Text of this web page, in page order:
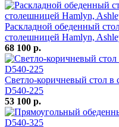
Раскладной обеденный
столешницей Hamlyn,
68 100 р.
Светло-коричневый стол в
D540-225
53 100 р.